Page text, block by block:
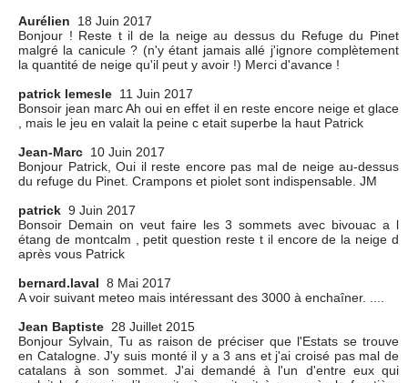
Aurélien
18 Juin 2017
Bonjour ! Reste t il de la neige au dessus du Refuge du Pinet
malgré la canicule ? (n'y étant jamais allé j'ignore complètement
la quantité de neige qu'il peut y avoir !) Merci d'avance !
patrick lemesle 11 Juin 2017
Bonsoir jean marc Ah oui en effet il en reste encore neige et glace
, mais le jeu en valait la peine c etait superbe la haut Patrick
Jean-Marc 10 Juin 2017
Bonjour Patrick, Oui il reste encore pas mal de neige au-dessus
du refuge du Pinet. Crampons et piolet sont indispensable. JM
patrick 9 Juin 2017
Bonsoir Demain on veut faire les 3 sommets avec bivouac a l
étang de montcalm , petit question reste t il encore de la neige d
après vous Patrick
bernard.laval 8 Mai 2017
A voir suivant meteo mais intéressant des 3000 à enchaîner. ....
Jean Baptiste 28 Juillet 2015
Bonjour Sylvain, Tu as raison de préciser que l'Estats se trouve
en Catalogne. J'y suis monté il y a 3 ans et j'ai croisé pas mal de
catalans à son sommet. J'ai demandé à l'un d'entre eux qui